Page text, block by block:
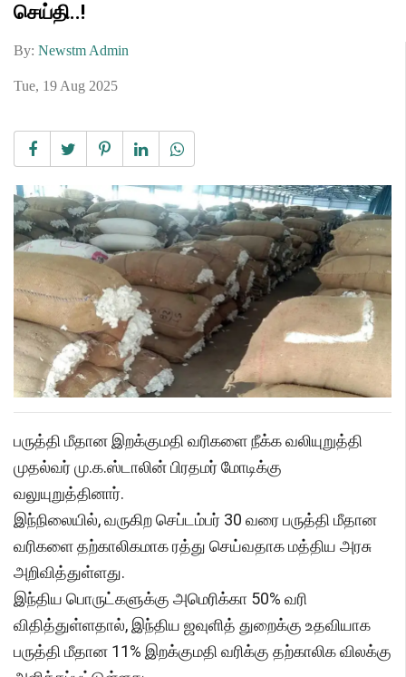
செய்தி..!
By: Newstm Admin
Tue, 19 Aug 2025
பருத்தி மீதான இறக்குமதி வரிகளை நீக்க வலியுறுத்தி
முதல்வர் மு.க.ஸ்டாலின் பிரதமர் மோடிக்கு
வலுயுறுத்தினார்.
இந்நிலையில், வருகிற செப்டம்பர் 30 வரை பருத்தி மீதான
வரிகளை தற்காலிகமாக ரத்து செய்வதாக மத்திய அரசு
அறிவித்துள்ளது.
இந்திய பொருட்களுக்கு அமெரிக்கா 50% வரி
விதித்துள்ளதால், இந்திய ஜவுளித் துறைக்கு உதவியாக
பருத்தி மீதான 11% இறக்குமதி வரிக்கு தற்காலிக விலக்கு